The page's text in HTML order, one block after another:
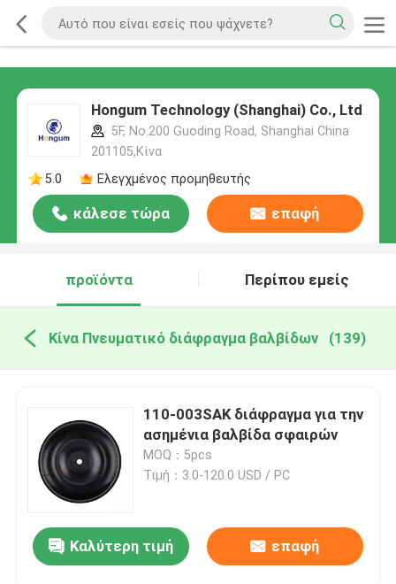
Hongum Technology (Shanghai) Co., Ltd
5F, No.200 Guoding Road, Shanghai China
201105,Κίνα
5.0
Ελεγχμένος προμηθευτής
κάλεσε τώρα επαφή
προϊόντα Περίπου εμείς
Κίνα Πνευματικό διάφραγμα βαλβίδων (139)
110-003SAK διάφραγμα για την
ασημένια βαλβίδα σφαιρών
MOQ：5pcs
Τιμή：3.0-120.0 USD / PC
Καλύτερη τιμή επαφή